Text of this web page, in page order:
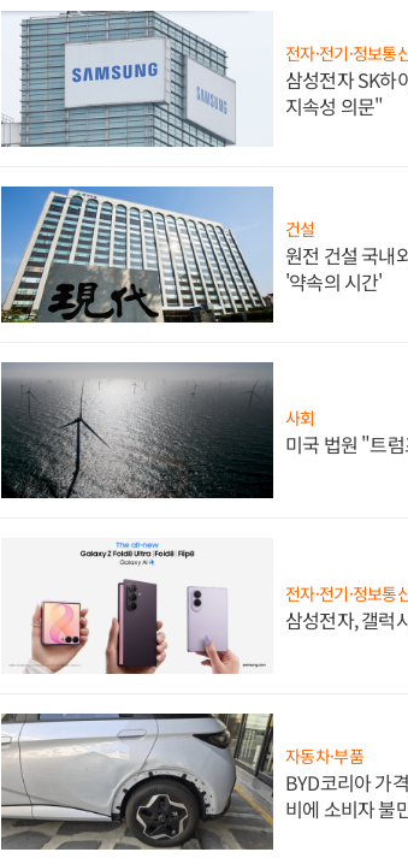
전자·전기·정보통
삼성전자 SK하
지속성 의문"
건설
원전 건설 국내
'약속의 시간'
사회
미국 법원 "트
전자·전기·정보통
삼성전자, 갤럭
자동차·부품
BYD코리아 가
비에 소비자 불